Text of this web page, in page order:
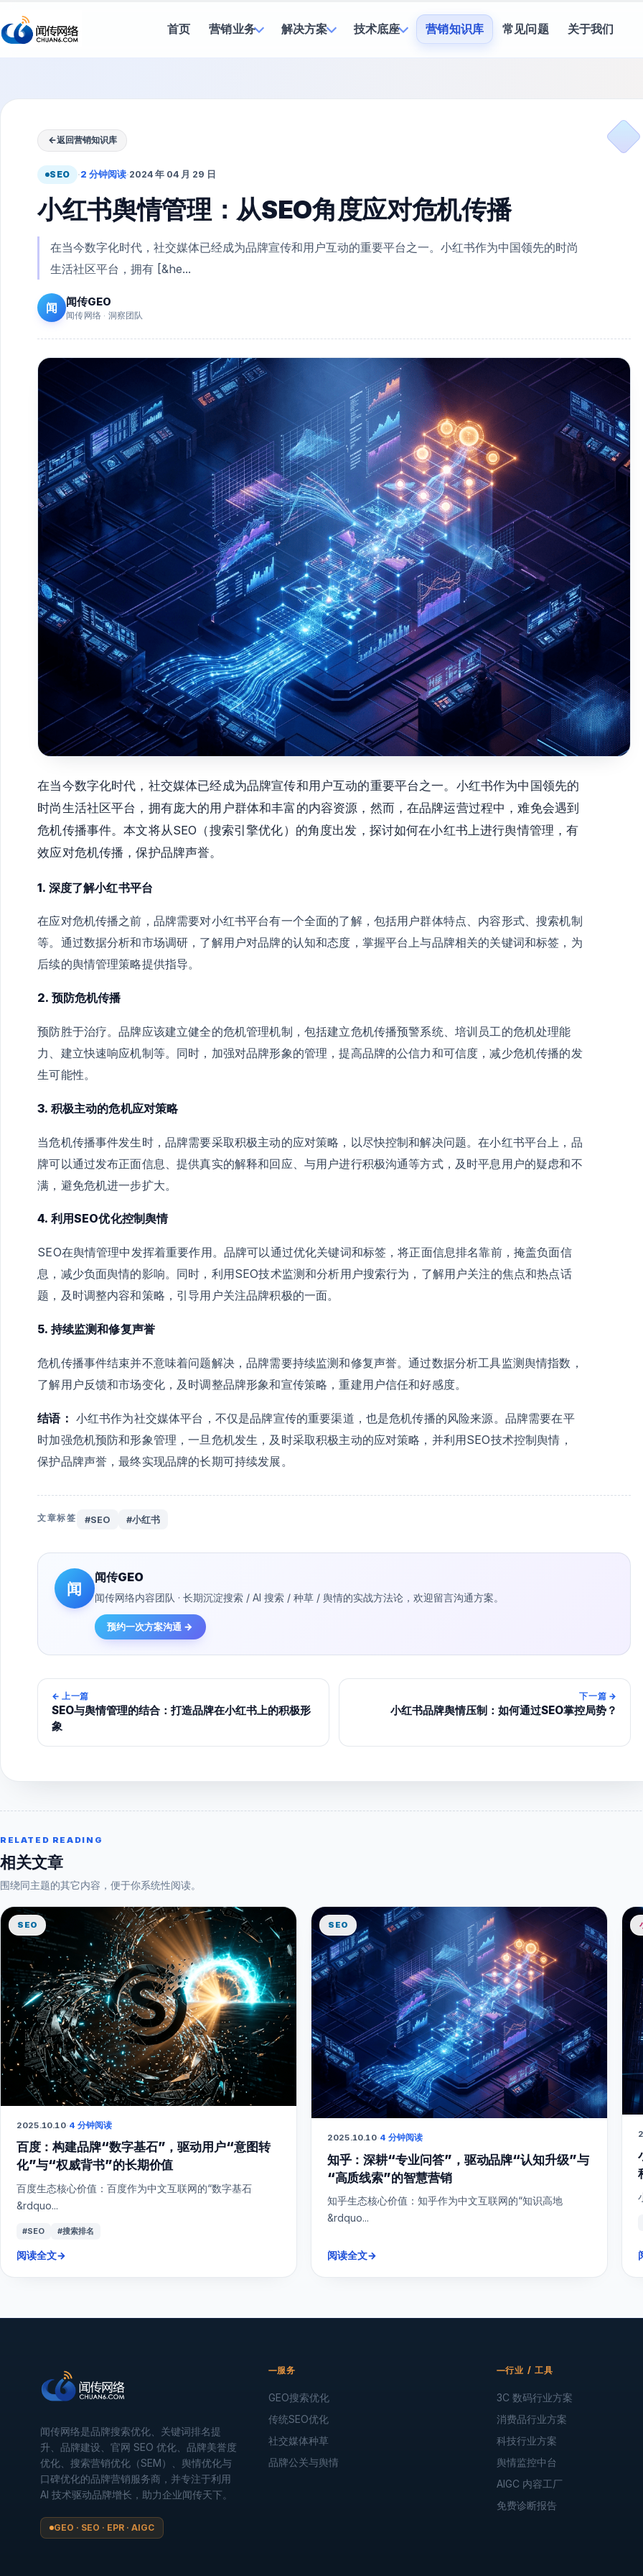
首页 营销业务 解决方案 技术底座 营销知识库 常见问题 关于我们
←返回营销知识库
SEO ·2 分钟阅读·2024 年 04 月 29 日
小红书舆情管理：从SEO角度应对危机传播
在当今数字化时代，社交媒体已经成为品牌宣传和用户互动的重要平台之一。小红书作为中国领先的时尚
生活社区平台，拥有 [&he...
闻 闻传GEO
闻传网络 · 洞察团队
在当今数字化时代，社交媒体已经成为品牌宣传和用户互动的重要平台之一。小红书作为中国领先的
时尚生活社区平台，拥有庞大的用户群体和丰富的内容资源，然而，在品牌运营过程中，难免会遇到
危机传播事件。本文将从SEO（搜索引擎优化）的角度出发，探讨如何在小红书上进行舆情管理，有
效应对危机传播，保护品牌声誉。
1. 深度了解小红书平台
在应对危机传播之前，品牌需要对小红书平台有一个全面的了解，包括用户群体特点、内容形式、搜索机制
等。通过数据分析和市场调研，了解用户对品牌的认知和态度，掌握平台上与品牌相关的关键词和标签，为
后续的舆情管理策略提供指导。
2. 预防危机传播
预防胜于治疗。品牌应该建立健全的危机管理机制，包括建立危机传播预警系统、培训员工的危机处理能
力、建立快速响应机制等。同时，加强对品牌形象的管理，提高品牌的公信力和可信度，减少危机传播的发
生可能性。
3. 积极主动的危机应对策略
当危机传播事件发生时，品牌需要采取积极主动的应对策略，以尽快控制和解决问题。在小红书平台上，品
牌可以通过发布正面信息、提供真实的解释和回应、与用户进行积极沟通等方式，及时平息用户的疑虑和不
满，避免危机进一步扩大。
4. 利用SEO优化控制舆情
SEO在舆情管理中发挥着重要作用。品牌可以通过优化关键词和标签，将正面信息排名靠前，掩盖负面信
息，减少负面舆情的影响。同时，利用SEO技术监测和分析用户搜索行为，了解用户关注的焦点和热点话
题，及时调整内容和策略，引导用户关注品牌积极的一面。
5. 持续监测和修复声誉
危机传播事件结束并不意味着问题解决，品牌需要持续监测和修复声誉。通过数据分析工具监测舆情指数，
了解用户反馈和市场变化，及时调整品牌形象和宣传策略，重建用户信任和好感度。
结语： 小红书作为社交媒体平台，不仅是品牌宣传的重要渠道，也是危机传播的风险来源。品牌需要在平
时加强危机预防和形象管理，一旦危机发生，及时采取积极主动的应对策略，并利用SEO技术控制舆情，
保护品牌声誉，最终实现品牌的长期可持续发展。
文章标签 #SEO #小红书
闻
闻传GEO
闻传网络内容团队 · 长期沉淀搜索 / AI 搜索 / 种草 / 舆情的实战方法论，欢迎留言沟通方案。
预约一次方案沟通 →
← 上一篇
SEO与舆情管理的结合：打造品牌在小红书上的积极形
象
下一篇 →
小红书品牌舆情压制：如何通过SEO掌控局势？
RELATED READING
相关文章
围绕同主题的其它内容，便于你系统性阅读。
SEO
2025.10.10·4 分钟阅读
百度：构建品牌“数字基石”，驱动用户“意图转
化”与“权威背书”的长期价值
百度生态核心价值：百度作为中文互联网的“数字基石
&rdquo...
#SEO #搜索排名
阅读全文→
SEO
2025.10.10·4 分钟阅读
知乎：深耕“专业问答”，驱动品牌“认知升级”与
“高质线索”的智慧营销
知乎生态核心价值：知乎作为中文互联网的“知识高地
&rdquo...
阅读全文→
闻传网络是品牌搜索优化、关键词排名提
升、品牌建设、官网 SEO 优化、品牌美誉度
优化、搜索营销优化（SEM）、舆情优化与
口碑优化的品牌营销服务商，并专注于利用
AI 技术驱动品牌增长，助力企业闻传天下。
GEO · SEO · EPR · AIGC
服务
GEO搜索优化
传统SEO优化
社交媒体种草
品牌公关与舆情
行业 / 工具
3C 数码行业方案
消费品行业方案
科技行业方案
舆情监控中台
AIGC 内容工厂
免费诊断报告